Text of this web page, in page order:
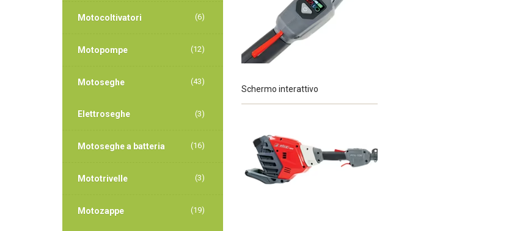
Schermo interattivo
Motocoltivatori (6)
Motopompe (12)
Motoseghe (43)
Elettroseghe (3)
Motoseghe a batteria (16)
Mototrivelle (3)
Motozappe (19)